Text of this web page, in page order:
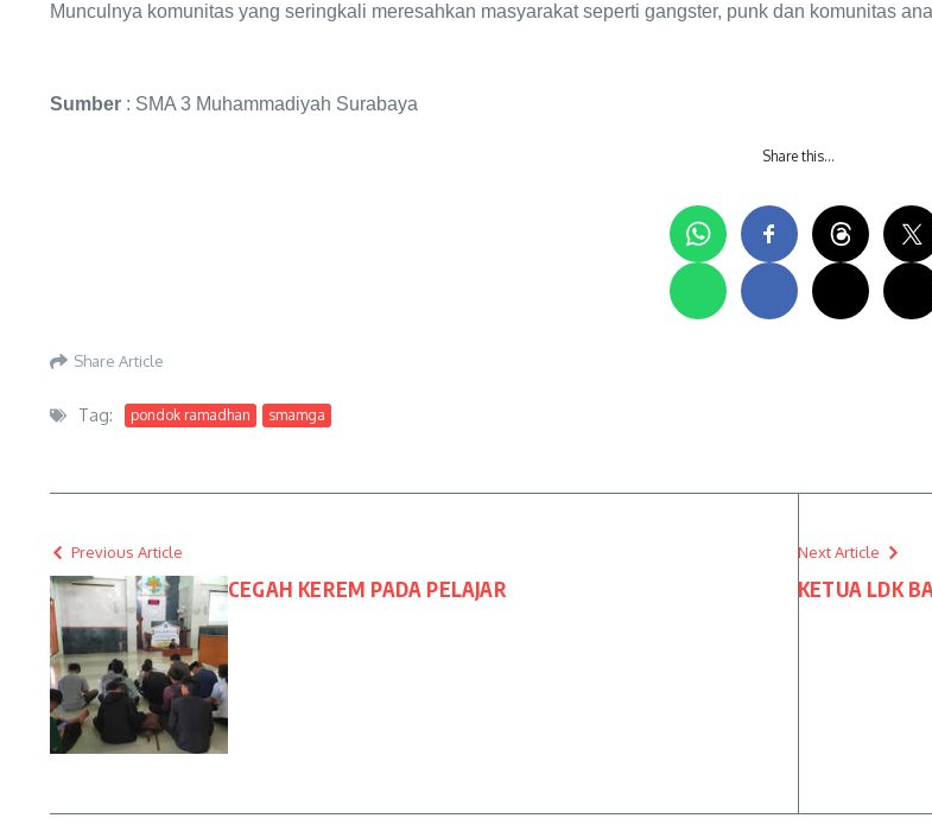
Munculnya komunitas yang seringkali meresahkan masyarakat seperti gangster, punk dan komunitas
Sumber : SMA 3 Muhammadiyah Surabaya
Share this…
Share Article
Tag: pondok ramadhan smamga
Previous Article
CEGAH KEREM PADA PELAJAR
Next Article
KETUA LDK